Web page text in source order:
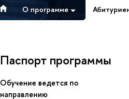
О программе
Паспорт программы
Обучение ведется по
направлению